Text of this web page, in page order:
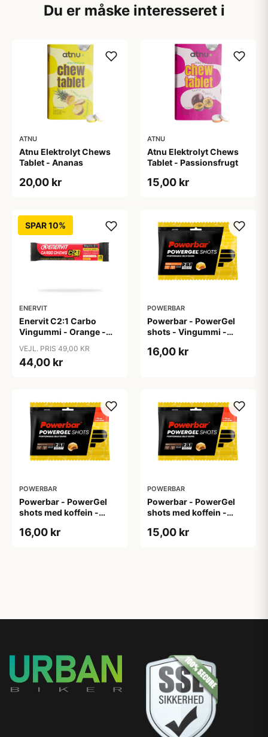
Du er måske interesseret i
ATNU
Atnu Elektrolyt Chews
Tablet - Ananas
20,00 kr
ATNU
Atnu Elektrolyt Chews
Tablet - Passionsfrugt
15,00 kr
SPAR 10%
ENERVIT
Enervit C2:1 Carbo
Vingummi - Orange -
VEJL. PRIS 49,00 KR
44,00 kr
POWERBAR
Powerbar - PowerGel
shots - Vingummi -
16,00 kr
POWERBAR
Powerbar - PowerGel
shots med koffein -
16,00 kr
POWERBAR
Powerbar - PowerGel
shots med koffein -
15,00 kr